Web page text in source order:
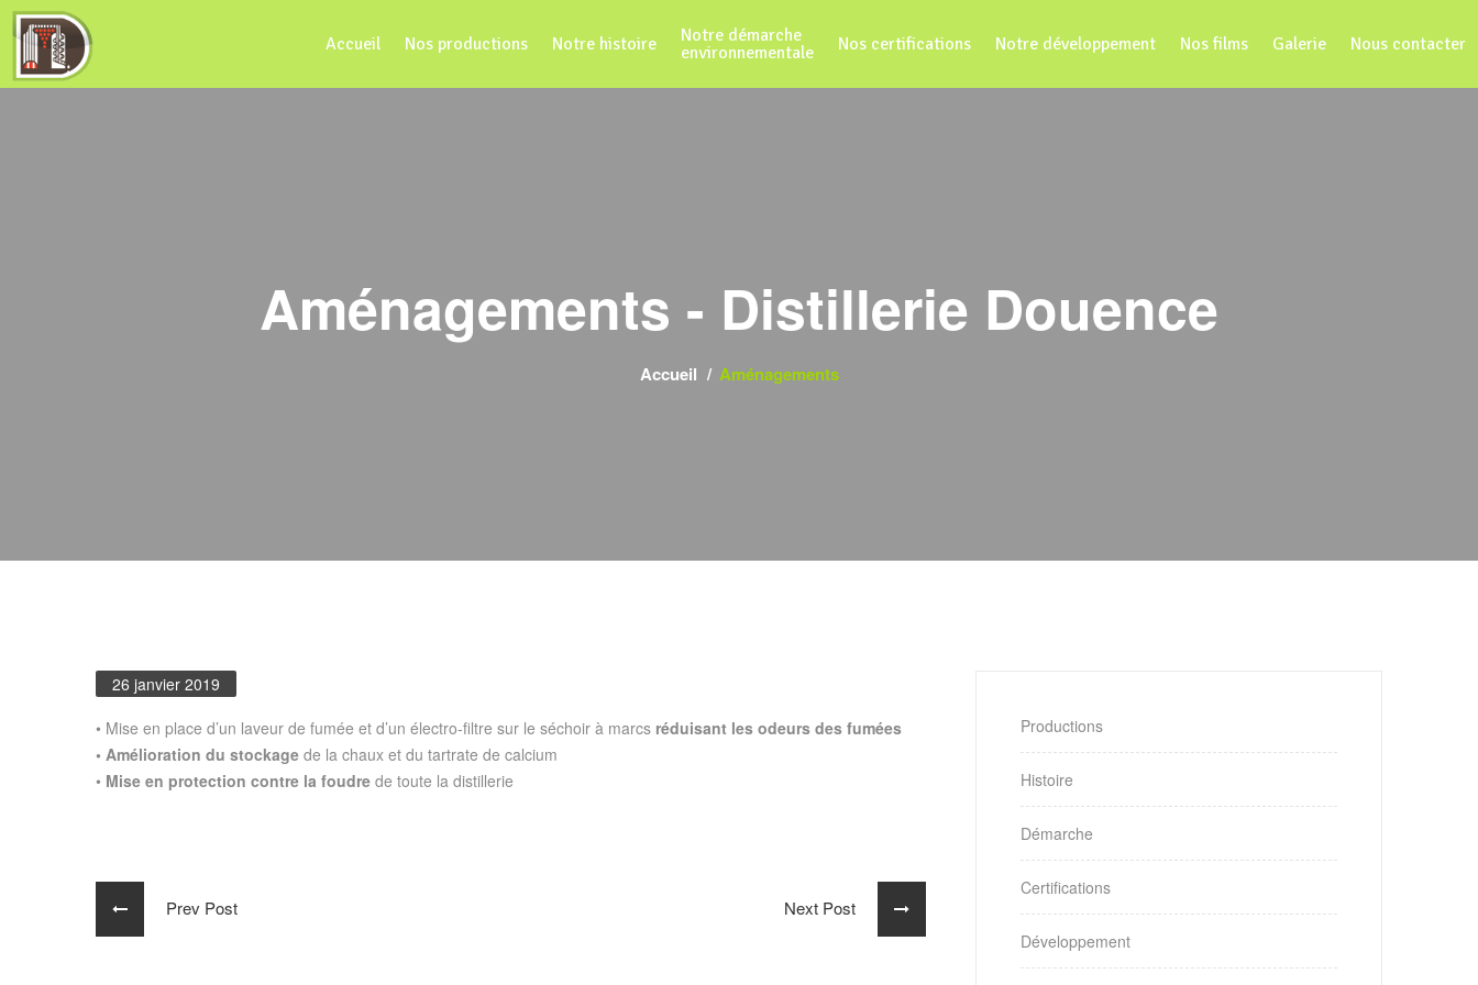
Accueil Nos productions Notre histoire
Notre démarche
environnementale
Nos certifications Notre développement Nos films Galerie Nous contacter
Aménagements - Distillerie Douence
Accueil Aménagements
26 janvier 2019
• Mise en place d’un laveur de fumée et d’un électro-filtre sur le séchoir à marcs réduisant les odeurs des fumées
• Amélioration du stockage de la chaux et du tartrate de calcium
• Mise en protection contre la foudre de toute la distillerie
Prev Post Next Post
Productions
Histoire
Démarche
Certifications
Développement